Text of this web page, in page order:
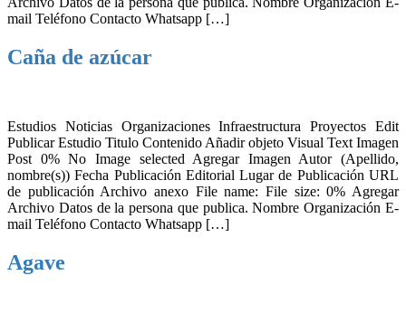
mail Teléfono Contacto Whatsapp […]
Caña de azúcar
Estudios Noticias Organizaciones Infraestructura Proyectos Edit
Publicar Estudio Titulo Contenido Añadir objeto Visual Text Imagen
Post 0% No Image selected Agregar Imagen Autor (Apellido,
nombre(s)) Fecha Publicación Editorial Lugar de Publicación URL
de publicación Archivo anexo File name: File size: 0% Agregar
Archivo Datos de la persona que publica. Nombre Organización E-
mail Teléfono Contacto Whatsapp […]
Agave